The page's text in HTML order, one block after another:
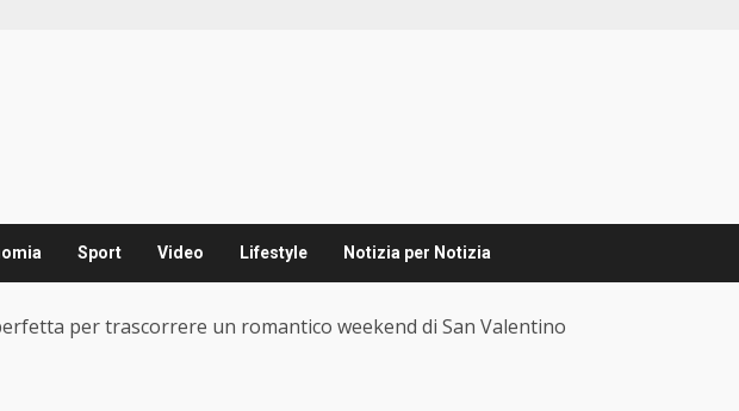
Sport Video Lifestyle Notizia per Notizia
per trascorrere un romantico weekend di San Valentino